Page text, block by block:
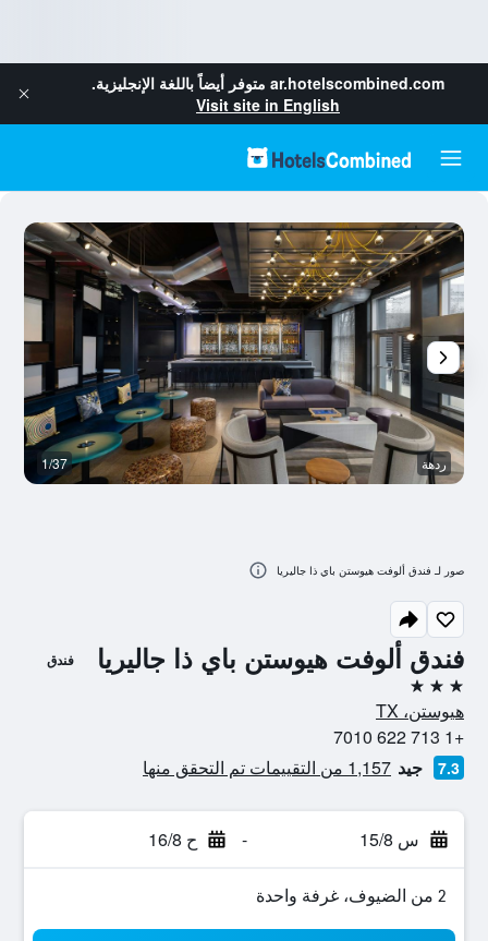
ar.hotelscombined.com متوفر أيضاً باللغة الإنجليزية.
Visit site in English
فندق ألوفت هيوستن باي ذا جاليريا فندق
3 نجوم
هيوستن، TX
+1 713 622 7010
7.3 جيد 1,157 من التقييمات تم التحقق منها
س 15/8 - ح 16/8
2 من الضيوف، غرفة واحدة
ردهة 1/37
صور لـ فندق ألوفت هيوستن باي ذا جاليريا